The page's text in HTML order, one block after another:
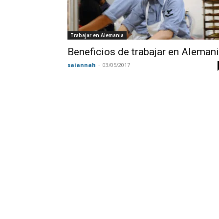
Trabajar en Alemania
Beneficios de trabajar en
saiannah - 03/05/2017